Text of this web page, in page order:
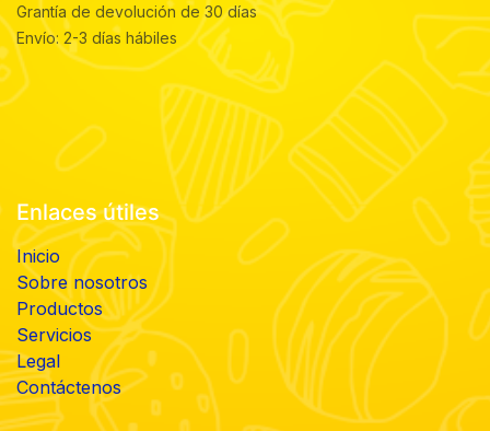
Grantía de devolución de 30 días
Envío: 2-3 días hábiles
Enlaces útiles
Inicio
Sobre nosotros
Productos
Servicios
Legal
Contáctenos